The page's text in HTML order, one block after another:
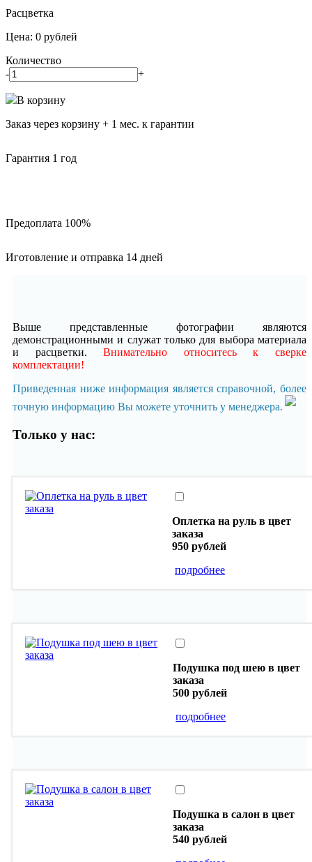
Pасцветка
Цена: 0 рублей
Количество
-
+
В корзину
Заказ через корзину + 1 мес. к гарантии
Гарантия 1 год
Предоплата 100%
Иготовление и отправка 14 дней
Выше представленные фотографии являются
демонстрационными и служат только для выбора материала
и расцветки.Внимательно относитесь к сверке
комплектации!
Приведенная ниже информация является справочной, более
точную информацию Вы можете уточнить у менеджера.
Только у нас:
Оплетка на руль в цвет
заказа
950 рублей
подробнее
Подушка под шею в цвет
заказа
500 рублей
подробнее
Подушка в салон в цвет
заказа
540 рублей